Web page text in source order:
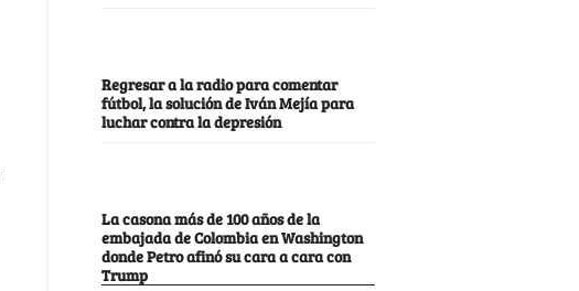
Regresar a la radio para comentar
fútbol, la solución de Iván Mejía para
luchar contra la depresión
La casona más de 100 años de la
embajada de Colombia en Washington
donde Petro afinó su cara a cara con
Trump